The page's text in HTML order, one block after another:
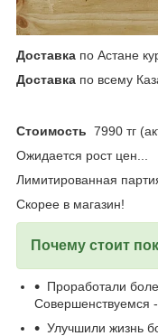
Доставка по Астане
Доставка по всему
Стоимость 7990 тг
Ожидается рост цен...
Лимитированная
Скорее в магазин!
Почему стоит
Проработали
Совершенствуемся
Улучшили жизнь